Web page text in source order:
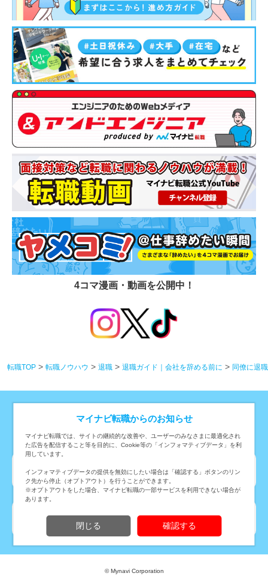
4コマ漫画・動画を公開中！
転職TOP 転職ノウハウ 退職 退職ガイド｜会社を辞める前に 同僚に退
条件から求人を探す
勤務地から転職・求人情報を探す
職種から転職・求人情報を探す
© Mynavi Corporation
マイナビ転職からのお知らせ
マイナビ転職では、サイトの継続的な改善や、ユーザーのみなさまに最適化され
た広告を配信すること等を目的に、Cookie等の「インフォマティブデータ」を利
用しています。
インフォマティブデータの提供を無効にしたい場合は「確認する」ボタンのリン
ク先から停止（オプトアウト）を行うことができます。
※オプトアウトをした場合、マイナビ転職の一部サービスを利用できない場合が
あります。
閉じる 確認する